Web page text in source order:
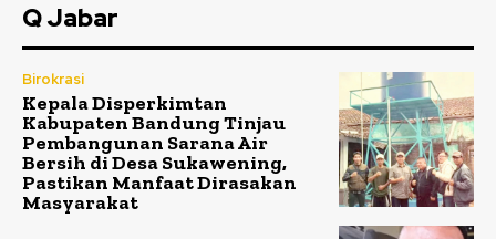
Q Jabar
Birokrasi
Kepala Disperkimtan
Kabupaten Bandung Tinjau
Pembangunan Sarana Air
Bersih di Desa Sukawening,
Pastikan Manfaat Dirasakan
Masyarakat